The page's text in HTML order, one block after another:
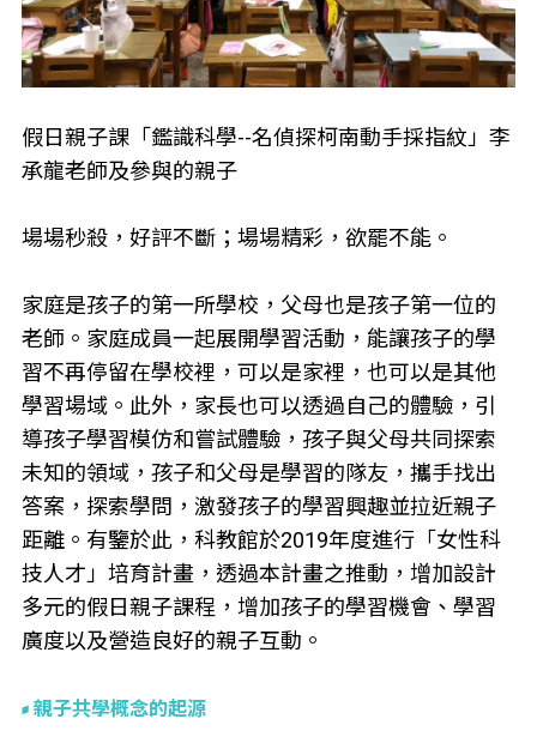
假日親子課「鑑識科學--名偵探柯南動手採指紋」李
承龍老師及參與的親子
場場秒殺，好評不斷；場場精彩，欲罷不能。
家庭是孩子的第一所學校，父母也是孩子第一位的
老師。家庭成員一起展開學習活動，能讓孩子的學
習不再停留在學校裡，可以是家裡，也可以是其他
學習場域。此外，家長也可以透過自己的體驗，引
導孩子學習模仿和嘗試體驗，孩子與父母共同探索
未知的領域，孩子和父母是學習的隊友，攜手找出
答案，探索學問，激發孩子的學習興趣並拉近親子
距離。有鑒於此，科教館於2019年度進行「女性科
技人才」培育計畫，透過本計畫之推動，增加設計
多元的假日親子課程，增加孩子的學習機會、學習
廣度以及營造良好的親子互動。
親子共學概念的起源